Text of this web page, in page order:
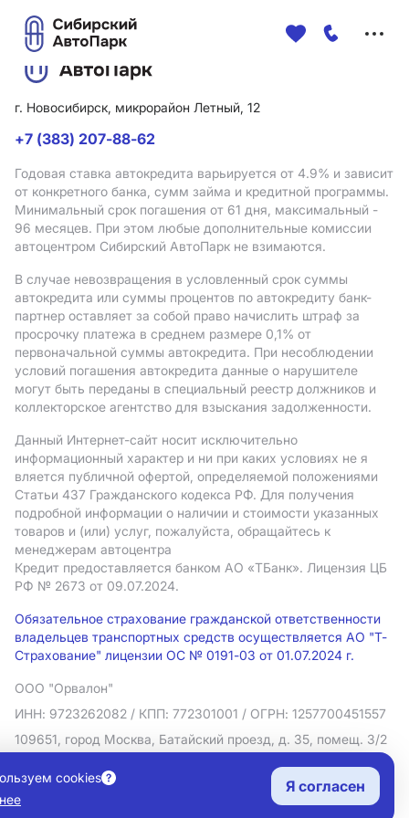
г. Новосибирск, микрорайон Летный, 12
+7 (383) 207-88-62
Годовая ставка автокредита варьируется от 4.9% и зависит
от конкретного банка, сумм займа и кредитной программы.
Минимальный срок погашения от 61 дня, максимальный -
96 месяцев. При этом любые дополнительные комиссии
автоцентром Сибирский АвтоПарк не взимаются.
В случае невозвращения в условленный срок суммы
автокредита или суммы процентов по автокредиту банк-
партнер оставляет за собой право начислить штраф за
просрочку платежа в среднем размере 0,1% от
первоначальной суммы автокредита. При несоблюдении
условий погашения автокредита данные о нарушителе
могут быть переданы в специальный реестр должников и
коллекторское агентство для взыскания задолженности.
Данный Интернет-сайт носит исключительно
информационный характер и ни при каких условиях не я
вляется публичной офертой, определяемой положениями
Статьи 437 Гражданского кодекса РФ. Для получения
подробной информации о наличии и стоимости указанных
товаров и (или) услуг, пожалуйста, обращайтесь к
менеджерам автоцентра
Кредит предоставляется банком АO «ТБанк». Лицензия ЦБ
РФ № 2673 от 09.07.2024.
Обязательное страхование гражданской ответственности
владельцев транспортных средств осуществляется АО "Т-
Страхование" лицензии ОС № 0191-03 от 01.07.2024 г.
ООО "Орвалон"
ИНН: 9723262082 / КПП: 772301001 / ОГРН: 1257700451557
109651, город Москва, Батайский проезд, д. 35, помещ. 3/2
Политика в отношении обработки персональных данных
Согласие на рекламную рассылку
Правовая информация
cookies
Я согласен